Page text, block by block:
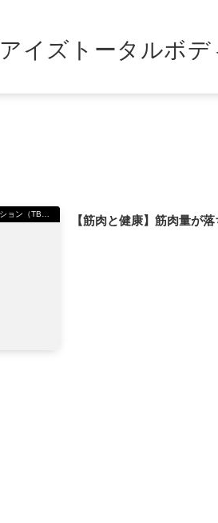
アイズトータルボ
【筋肉と健康】筋肉量が